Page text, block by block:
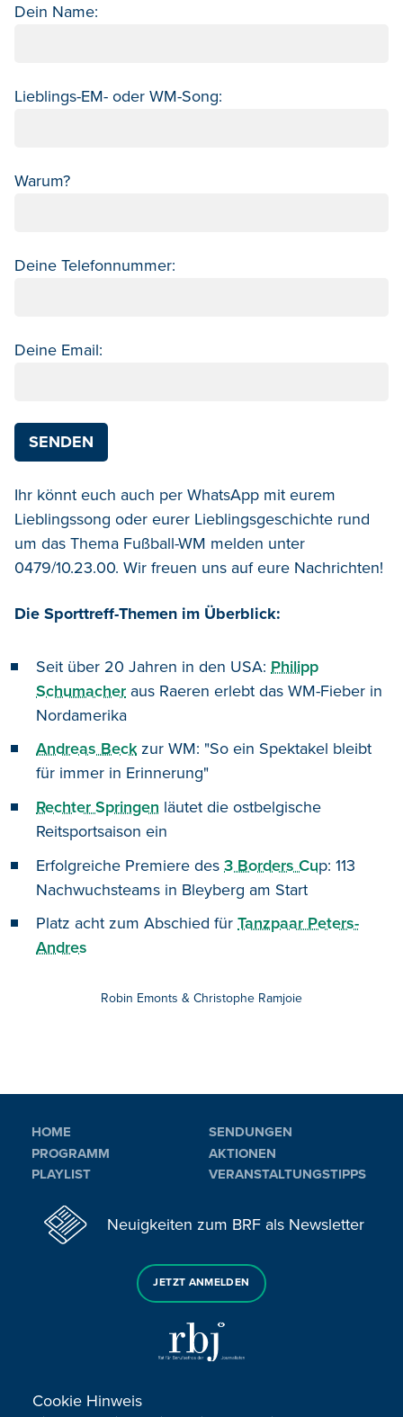
Dein Name:
Lieblings-EM- oder WM-Song:
Warum?
Deine Telefonnummer:
Deine Email:
Ihr könnt euch auch per WhatsApp mit eurem
Lieblingssong oder eurer Lieblingsgeschichte rund
um das Thema Fußball-WM melden unter
0479/10.23.00. Wir freuen uns auf eure Nachrichten!
Die Sporttreff-Themen im Überblick:
Seit über 20 Jahren in den USA: Philipp
Schumacher aus Raeren erlebt das WM-Fieber in
Nordamerika
Andreas Beck zur WM: "So ein Spektakel bleibt
für immer in Erinnerung"
Rechter Springen läutet die ostbelgische
Reitsportsaison ein
Erfolgreiche Premiere des 3 Borders Cup: 113
Nachwuchsteams in Bleyberg am Start
Platz acht zum Abschied für Tanzpaar Peters-
Andres
Robin Emonts & Christophe Ramjoie
HOME
PROGRAMM
PLAYLIST
SENDUNGEN
AKTIONEN
VERANSTALTUNGSTIPPS
Neuigkeiten zum BRF als Newsletter
JETZT ANMELDEN
Sie haben noch Fragen oder Anmerkungen?
Cookie Hinweis